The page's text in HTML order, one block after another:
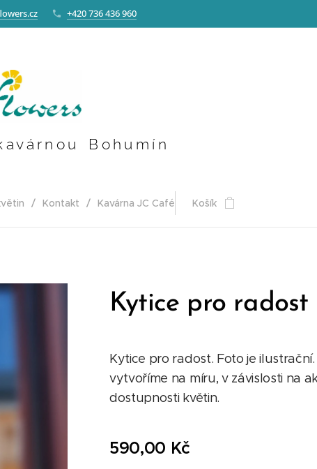
+420 736 436 960
v á r n o u B o h u m í n
Kontakt Kavárna JC Café Košík
Kytice pro radost
Kytice pro radost. Foto je
vytvoříme na míru, v závislosti na
dostupnosti květin.
590,00 Kč